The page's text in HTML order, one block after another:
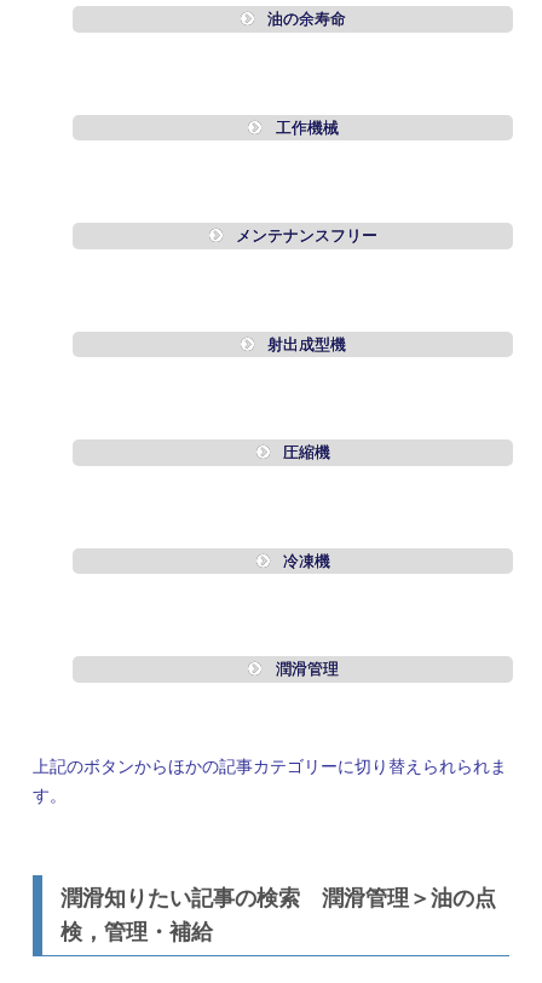
油の余寿命
工作機械
メンテナンスフリー
射出成型機
圧縮機
冷凍機
潤滑管理
上記のボタンからほかの記事カテゴリーに切り替えられられま
す。
潤滑知りたい記事の検索 潤滑管理＞油の点
検，管理・補給